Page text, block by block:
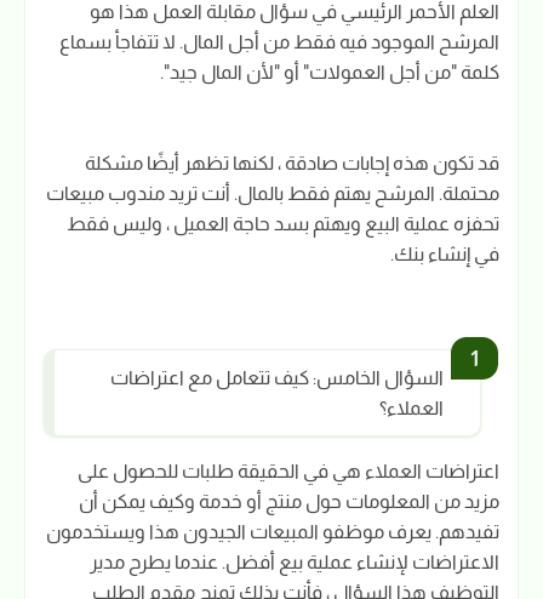
العلم الأحمر الرئيسي في سؤال مقابلة العمل هذا هو
المرشح الموجود فيه فقط من أجل المال. لا تتفاجأ بسماع
كلمة "من أجل العمولات" أو "لأن المال جيد".
قد تكون هذه إجابات صادقة ، لكنها تظهر أيضًا مشكلة
محتملة. المرشح يهتم فقط بالمال. أنت تريد مندوب مبيعات
تحفزه عملية البيع ويهتم بسد حاجة العميل ، وليس فقط
في إنشاء بنك.
السؤال الخامس: كيف تتعامل مع اعتراضات
العملاء؟
اعتراضات العملاء هي في الحقيقة طلبات للحصول على
مزيد من المعلومات حول منتج أو خدمة وكيف يمكن أن
تفيدهم. يعرف موظفو المبيعات الجيدون هذا ويستخدمون
الاعتراضات لإنشاء عملية بيع أفضل. عندما يطرح مدير
التوظيف هذا السؤال ، فأنت بذلك تمنح مقدم الطلب